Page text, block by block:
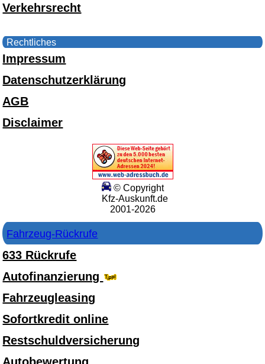
Verkehrsrecht
Rechtliches
Impressum
Datenschutzerklärung
AGB
Disclaimer
© Copyright
Kfz-Auskunft.de
2001-2026
Fahrzeug-Rückrufe
633 Rückrufe
Autofinanzierung
Fahrzeugleasing
Sofortkredit online
Restschuldversicherung